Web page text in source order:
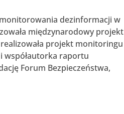
dezinformacji w
międzynarodowy projekt
projekt monitoringu
współautorka raportu
Forum Bezpieczeństwa,